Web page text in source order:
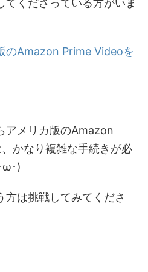
くださっている方がいま
のAmazon Prime Videoを
アメリカ版のAmazon
かなり複雑な手続きが必
ω･)
方は挑戦してみてくださ